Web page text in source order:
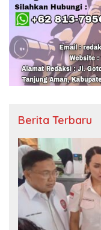
Berita Terbaru